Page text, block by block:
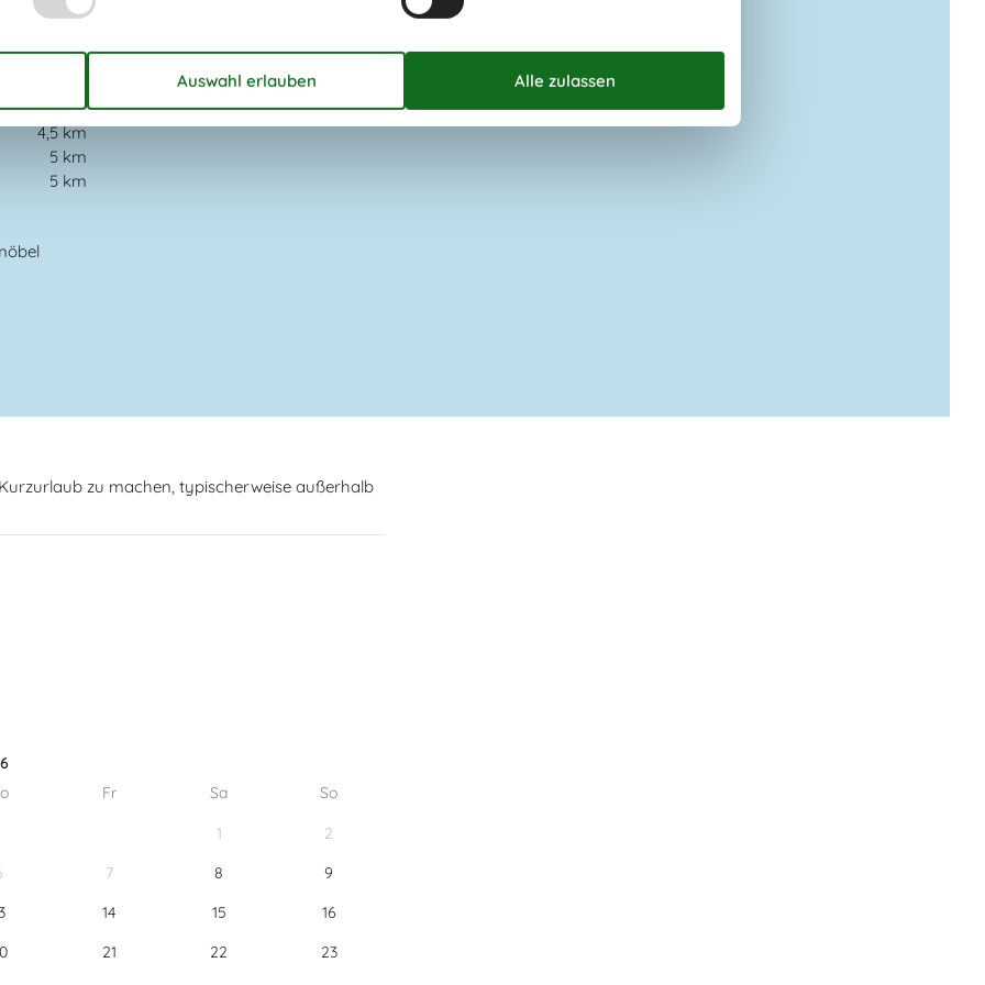
km
km
25 km
4,5 km
5 km
5 km
zu machen, typischerweise außerhalb
Fr Sa So
1
2
7 8
9
14 15
16
21 22
23